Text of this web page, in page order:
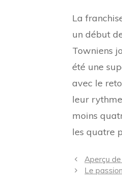
La
un début
Towniens
été une
avec le
leur
moins
les quatre
Navigation
des
Aperçu
Le